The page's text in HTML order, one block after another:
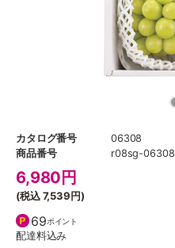
カタログ番号
06308
商品番号
r08sg-06308
6,980 円
(税込7,539円)
69ポイント
配達料込み